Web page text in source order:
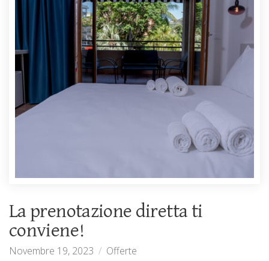
La prenotazione diretta ti
conviene!
Novembre 19, 2023 Offerte